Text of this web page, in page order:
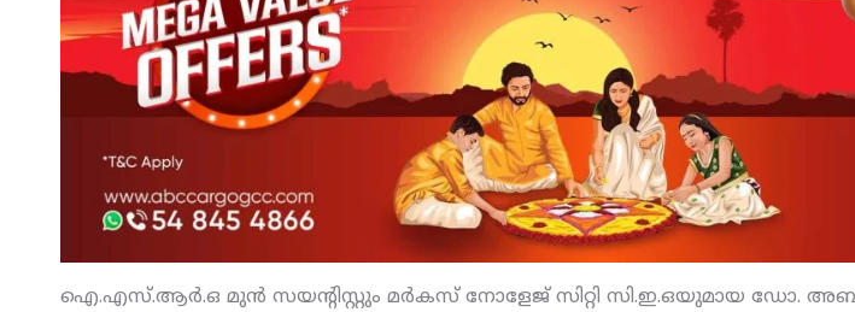
ഐ.എസ്.ആര്‍.ഒ മുന്‍ സയന്റിസ്റ്റും മര്‍കസ് നോളേജ് സിറ്റി സി.ഇ.ഒയുമായ ഡോ.